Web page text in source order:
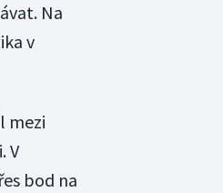
Na
v
mezi
V
bod na